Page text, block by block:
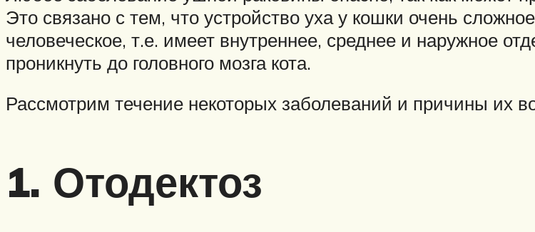
Это связано с тем, что устройство уха у кошки очень
человеческое, т.е. имеет внутреннее, среднее и наружное
проникнуть до головного мозга кота.
Рассмотрим течение некоторых заболеваний и причины их
1. Отодектоз